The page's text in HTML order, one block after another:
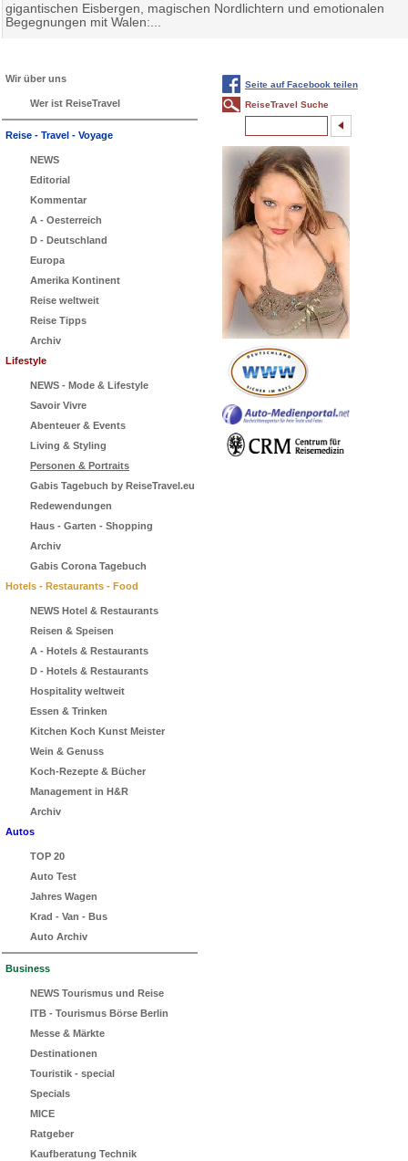
gigantischen Eisbergen, magischen Nordlichtern und emotionalen
Begegnungen mit Walen:...
Wir über uns
Wer ist ReiseTravel
Reise - Travel - Voyage
NEWS
Editorial
Kommentar
A - Oesterreich
D - Deutschland
Europa
Amerika Kontinent
Reise weltweit
Reise Tipps
Archiv
Lifestyle
NEWS - Mode & Lifestyle
Savoir Vivre
Abenteuer & Events
Living & Styling
Personen & Portraits
Gabis Tagebuch by ReiseTravel.eu
Redewendungen
Haus - Garten - Shopping
Archiv
Gabis Corona Tagebuch
Hotels - Restaurants - Food
NEWS Hotel & Restaurants
Reisen & Speisen
A - Hotels & Restaurants
D - Hotels & Restaurants
Hospitality weltweit
Essen & Trinken
Kitchen Koch Kunst Meister
Wein & Genuss
Koch-Rezepte & Bücher
Management in H&R
Archiv
Autos
TOP 20
Auto Test
Jahres Wagen
Krad - Van - Bus
Auto Archiv
Business
NEWS Tourismus und Reise
ITB - Tourismus Börse Berlin
Messe & Märkte
Destinationen
Touristik - special
Specials
MICE
Ratgeber
Kaufberatung Technik
Seite auf Facebook teilen
ReiseTravel Suche